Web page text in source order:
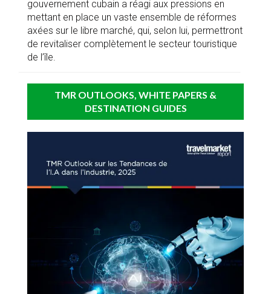
gouvernement cubain a réagi aux pressions en
mettant en place un vaste ensemble de réformes
axées sur le libre marché, qui, selon lui, permettront
de revitaliser complètement le secteur touristique
de l’île.
TMR OUTLOOKS, WHITE PAPERS &
DESTINATION GUIDES